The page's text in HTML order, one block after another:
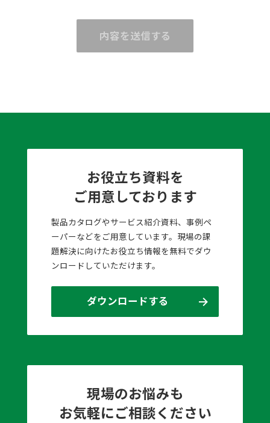
内容を送信する
お役立ち資料を
ご用意しております
製品カタログやサービス紹介資料、事例ペ
ーパーなどをご用意しています。現場の課
題解決に向けたお役立ち情報を無料でダウ
ンロードしていただけます。
ダウンロードする
現場のお悩みも
お気軽にご相談ください